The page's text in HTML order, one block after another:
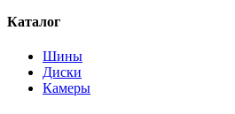
Каталог
Шины
Диски
Камеры